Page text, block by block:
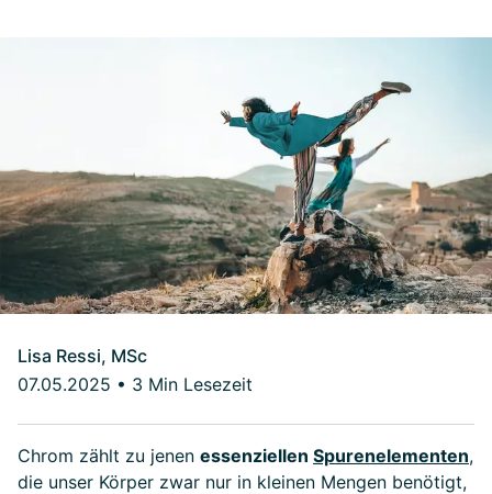
Lisa Ressi, MSc
07.05.2025 • 3 Min Lesezeit
Chrom zählt zu jenen essenziellen Spurenelementen,
die unser Körper zwar nur in kleinen Mengen benötigt,